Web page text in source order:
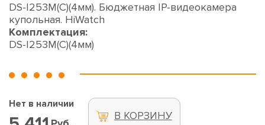
DS-I253M(C)(4мм). Бюджетная IP-видеокамера
купольная. HiWatch
Комплектация:
DS-I253M(C)(4мм)
Нет в наличии
В КОРЗИНУ